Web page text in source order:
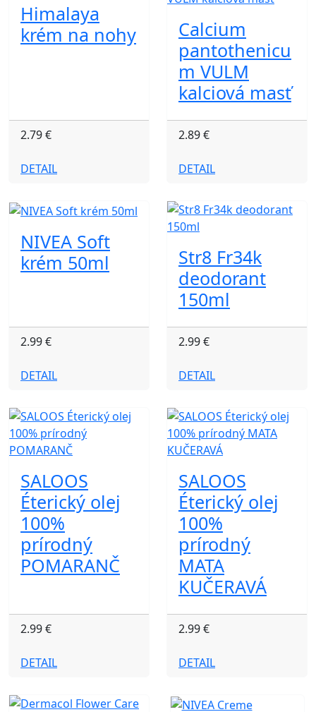
Himalaya
krém na nohy
2.79 €
DETAIL
Calcium
pantothenicu
m VULM
kalciová masť
2.89 €
DETAIL
NIVEA Soft
krém 50ml
2.99 €
DETAIL
Str8 Fr34k
deodorant
150ml
2.99 €
DETAIL
SALOOS
Éterický olej
100%
prírodný
POMARANČ
2.99 €
DETAIL
SALOOS
Éterický olej
100%
prírodný
MATA
KUČERAVÁ
2.99 €
DETAIL